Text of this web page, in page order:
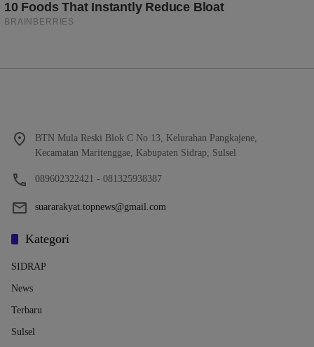
BTN Mula Reski Blok C No 13, Kelurahan Pangkajene,
Kecamatan Maritenggae, Kabupaten Sidrap, Sulsel
089602322421 - 081325938387
suararakyat.topnews@gmail.com
Kategori
SIDRAP
News
Terbaru
Sulsel